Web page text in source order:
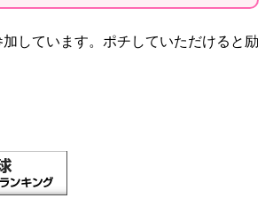
しています。ポチしていただけると励